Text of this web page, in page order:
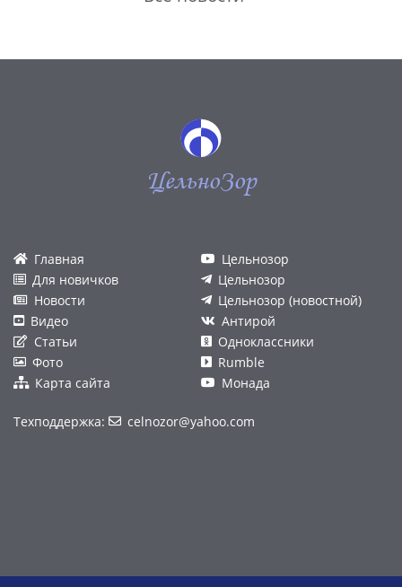
ЦельноЗор
Главная
Для новичков
Новости
Видео
Статьи
Фото
Карта сайта
Цельнозор
Цельнозор
Цельнозор (новостной)
Антирой
Одноклассники
Rumble
Монада
Техподдержка: celnozor@yahoo.com